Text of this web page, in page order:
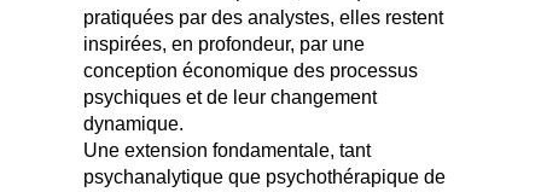
pratiquées par des analystes, elles restent
inspirées, en profondeur, par une
conception économique des processus
psychiques et de leur changement
dynamique.
Une extension fondamentale, tant
psychanalytique que psychothérapique de